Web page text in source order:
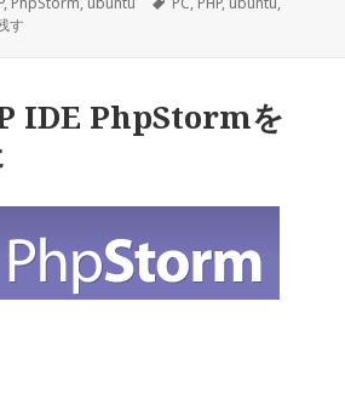
フォントのアンチエイリアスを有効にする に
す
IDE PhpStormを